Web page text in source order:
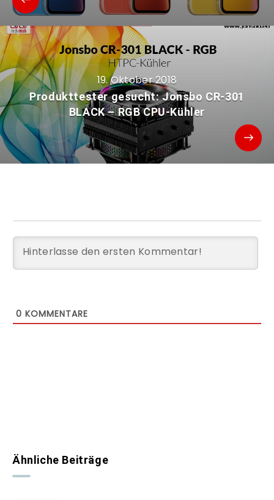
19. Oktober 2018
Produkttester gesucht: Jonsbo CR-301
BLACK – RGB CPU-Kühler
0 KOMMENTARE
Ähnliche Beiträge